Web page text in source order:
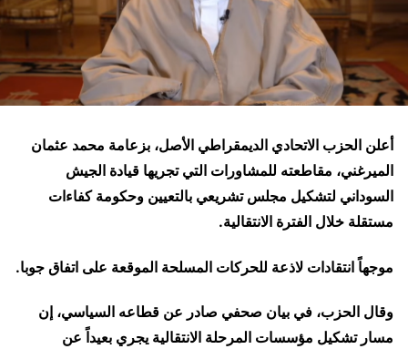
أعلن الحزب الاتحادي الديمقراطي الأصل، بزعامة محمد عثمان
الميرغني، مقاطعته للمشاورات التي تجريها قيادة الجيش
السوداني لتشكيل مجلس تشريعي بالتعيين وحكومة كفاءات
مستقلة خلال الفترة الانتقالية.
موجهاً انتقادات لاذعة للحركات المسلحة الموقعة على اتفاق جوبا.
‎وقال الحزب، في بيان صحفي صادر عن قطاعه السياسي، إن
مسار تشكيل مؤسسات المرحلة الانتقالية يجري بعيداً عن